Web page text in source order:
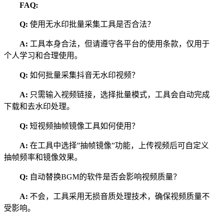
FAQ:
Q: 使用无水印批量采集工具是否合法？
A: 工具本身合法，但请遵守各平台的使用条款，仅用于
个人学习和合理使用。
Q: 如何批量采集抖音无水印视频？
A: 只需输入视频链接，选择批量模式，工具会自动完成
下载和去水印处理。
Q: 短视频抽帧镜像工具如何使用？
A: 在工具中选择”抽帧镜像”功能，上传视频后可自定义
抽帧频率和镜像效果。
Q: 自动替换BGM的软件是否会影响视频质量？
A: 不会，工具采用无损音质处理技术，确保视频质量不
受影响。